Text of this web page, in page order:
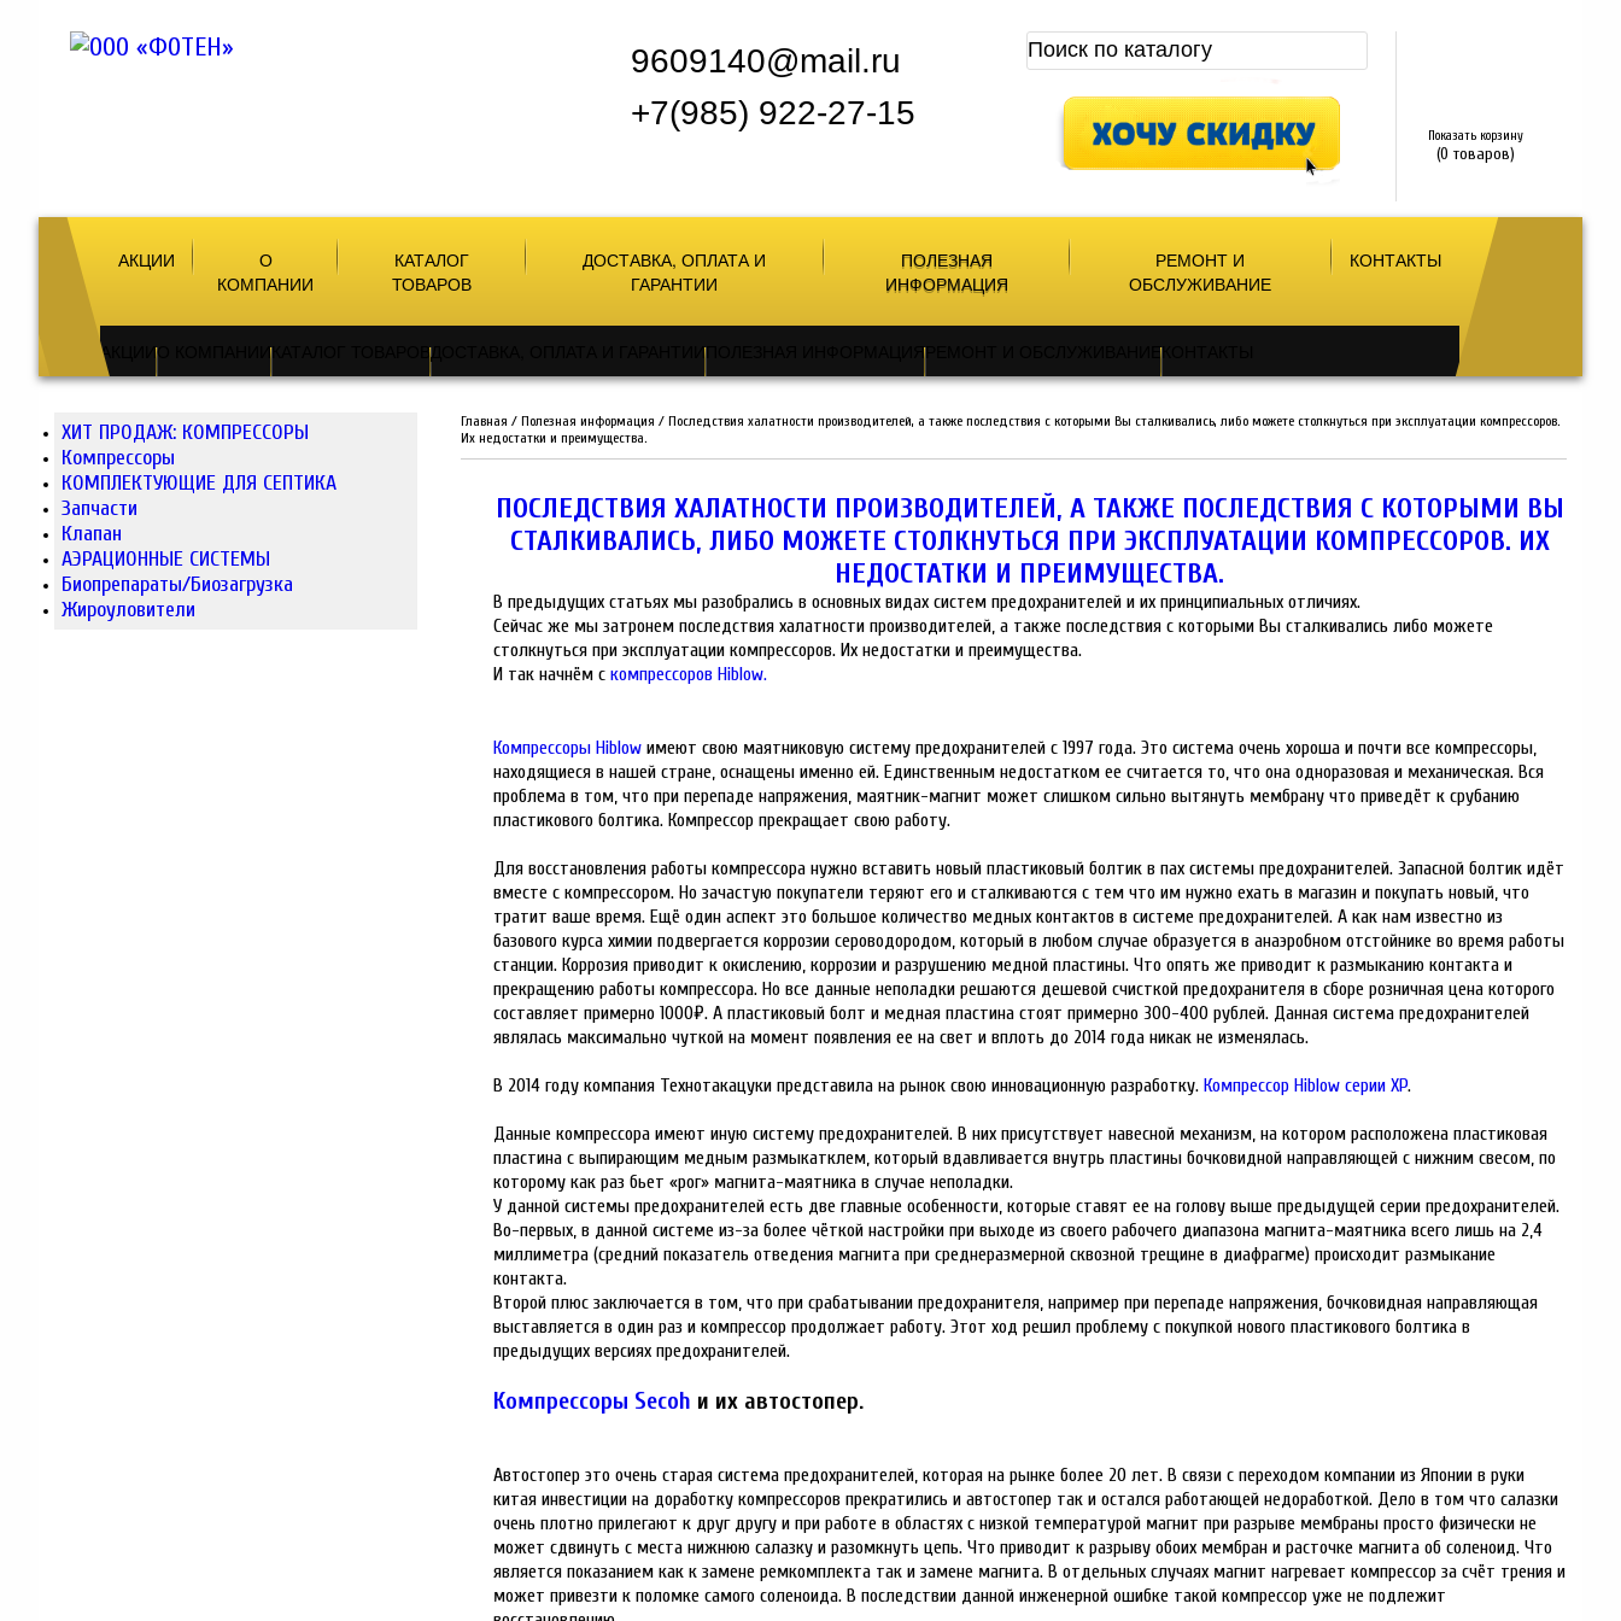
9609140@mail.ru
+7(985) 922-27-15
Показать корзину
(0 товаров)
АКЦИИ
О
КОМПАНИИ
КАТАЛОГ
ТОВАРОВ
ДОСТАВКА, ОПЛАТА И
ГАРАНТИИ
ПОЛЕЗНАЯ
ИНФОРМАЦИЯ
РЕМОНТ И
ОБСЛУЖИВАНИЕ
КОНТАКТЫ
АКЦИИО КОМПАНИИКАТАЛОГ ТОВАРОВДОСТАВКА, ОПЛАТА И ГАРАНТИИПОЛЕЗНАЯ ИНФОРМАЦИЯРЕМОНТ И ОБСЛУЖИВАНИЕКОНТАКТЫ
ХИТ ПРОДАЖ: КОМПРЕССОРЫ
Компрессоры
КОМПЛЕКТУЮЩИЕ ДЛЯ СЕПТИКА
Запчасти
Клапан
АЭРАЦИОННЫЕ СИСТЕМЫ
Биопрепараты/Биозагрузка
Жироуловители
Главная /Полезная информация /Последствия халатности производителей, а также последствия с которыми Вы сталкивались, либо можете столкнуться при эксплуатации компрессоров.
Их недостатки и преимущества.
ПОСЛЕДСТВИЯ ХАЛАТНОСТИ ПРОИЗВОДИТЕЛЕЙ, А ТАКЖЕ ПОСЛЕДСТВИЯ С КОТОРЫМИ ВЫ
СТАЛКИВАЛИСЬ, ЛИБО МОЖЕТЕ СТОЛКНУТЬСЯ ПРИ ЭКСПЛУАТАЦИИ КОМПРЕССОРОВ. ИХ
НЕДОСТАТКИ И ПРЕИМУЩЕСТВА.
В предыдущих статьях мы разобрались в основных видах систем предохранителей и их принципиальных отличиях.
Сейчас же мы затронем последствия халатности производителей, а также последствия с которыми Вы сталкивались либо можете
столкнуться при эксплуатации компрессоров. Их недостатки и преимущества.
И так начнём с компрессоров Hiblow.
Компрессоры Hiblowимеют свою маятниковую систему предохранителей с 1997 года. Это система очень хороша и почти все компрессоры,
находящиеся в нашей стране, оснащены именно ей. Единственным недостатком ее считается то, что она одноразовая и механическая. Вся
проблема в том, что при перепаде напряжения, маятник-магнит может слишком сильно вытянуть мембрану что приведёт к срубанию
пластикового болтика. Компрессор прекращает свою работу.
Для восстановления работы компрессора нужно вставить новый пластиковый болтик в пах системы предохранителей. Запасной болтик идёт
вместе с компрессором. Но зачастую покупатели теряют его и сталкиваются с тем что им нужно ехать в магазин и покупать новый, что
тратит ваше время. Ещё один аспект это большое количество медных контактов в системе предохранителей. А как нам известно из
базового курса химии подвергается коррозии сероводородом, который в любом случае образуется в анаэробном отстойнике во время работы
станции. Коррозия приводит к окислению, коррозии и разрушению медной пластины. Что опять же приводит к размыканию контакта и
прекращению работы компрессора. Но все данные неполадки решаются дешевой счисткой предохранителя в сборе розничная цена которого
составляет примерно 1000₽. А пластиковый болт и медная пластина стоят примерно 300-400 рублей. Данная система предохранителей
являлась максимально чуткой на момент появления ее на свет и вплоть до 2014 года никак не изменялась.
В 2014 году компания Технотакацуки представила на рынок свою инновационную разработку. Компрессор Hiblow серии XP.
Данные компрессора имеют иную систему предохранителей. В них присутствует навесной механизм, на котором расположена пластиковая
пластина с выпирающим медным размыкатклем, который вдавливается внутрь пластины бочковидной направляющей с нижним свесом, по
которому как раз бьет «рог» магнита-маятника в случае неполадки.
У данной системы предохранителей есть две главные особенности, которые ставят ее на голову выше предыдущей серии предохранителей.
Во-первых, в данной системе из-за более чёткой настройки при выходе из своего рабочего диапазона магнита-маятника всего лишь на 2,4
миллиметра (средний показатель отведения магнита при среднеразмерной сквозной трещине в диафрагме) происходит размыкание
контакта.
Второй плюс заключается в том, что при срабатывании предохранителя, например при перепаде напряжения, бочковидная направляющая
выставляется в один раз и компрессор продолжает работу. Этот ход решил проблему с покупкой нового пластикового болтика в
предыдущих версиях предохранителей.
Компрессоры Secoh и их автостопер.
Автостопер это очень старая система предохранителей, которая на рынке более 20 лет. В связи с переходом компании из Японии в руки
китая инвестиции на доработку компрессоров прекратились и автостопер так и остался работающей недоработкой. Дело в том что салазки
очень плотно прилегают к друг другу и при работе в областях с низкой температурой магнит при разрыве мембраны просто физически не
может сдвинуть с места нижнюю салазку и разомкнуть цепь. Что приводит к разрыву обоих мембран и расточке магнита об соленоид. Что
является показанием как к замене ремкомплекта так и замене магнита. В отдельных случаях магнит нагревает компрессор за счёт трения и
может привезти к поломке самого соленоида. В последствии данной инженерной ошибке такой компрессор уже не подлежит